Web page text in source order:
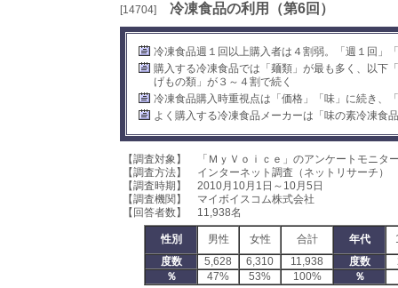
[14704] 冷凍食品の利用（第6回）
冷凍食品週１回以上購入者は４割弱。「週１回」
購入する冷凍食品では「麺類」が最も多く、以下
げもの類」が３～４割で続く
冷凍食品購入時重視点は「価格」「味」に続き、
よく購入する冷凍食品メーカーは「味の素冷凍食
【調査対象】 「ＭｙＶｏｉｃｅ」のアンケートモニタ
【調査方法】 インターネット調査（ネットリサーチ）
【調査時期】 2010月10月1日～10月5日
【調査機関】 マイボイスコム株式会社
【回答者数】 11,938名
性別 男性 女性 合計 年代
度数
5,628 6,310 11,938 度数
％
47% 53% 100% ％